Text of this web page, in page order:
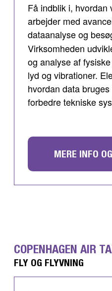
Få indblik i, hvordan
arbejder med
dataanalyse og
Virksomheden
og analyse af
lyd og vibrationer.
hvordan data
forbedre tekniske
MERE INFO
COPENHAGEN AIR
FLY OG FLYVNING